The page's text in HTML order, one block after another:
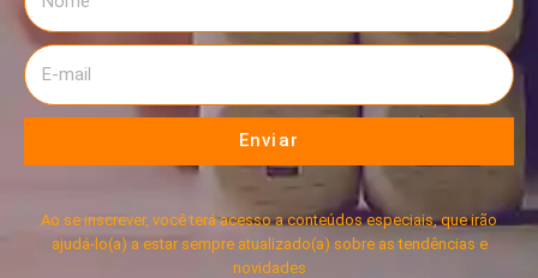
Enviar
Ao se inscrever, você terá acesso a conteúdos especiais, que irão
ajudá-lo(a) a estar sempre atualizado(a) sobre as tendências e
novidades